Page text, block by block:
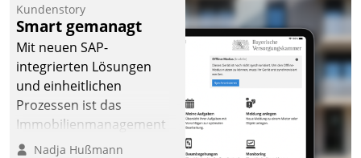
Kundenstory
Smart gemanagt
Mit neuen SAP-
integrierten Lösungen
und einheitlichen
Prozessen ist das
Immobilienmanagement
der Bayerischen
Nadja Hußmann